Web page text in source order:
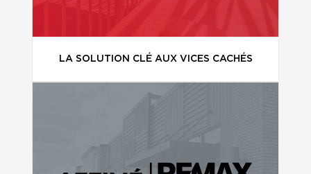
LA SOLUTION CLÉ AUX VICES CACHÉS